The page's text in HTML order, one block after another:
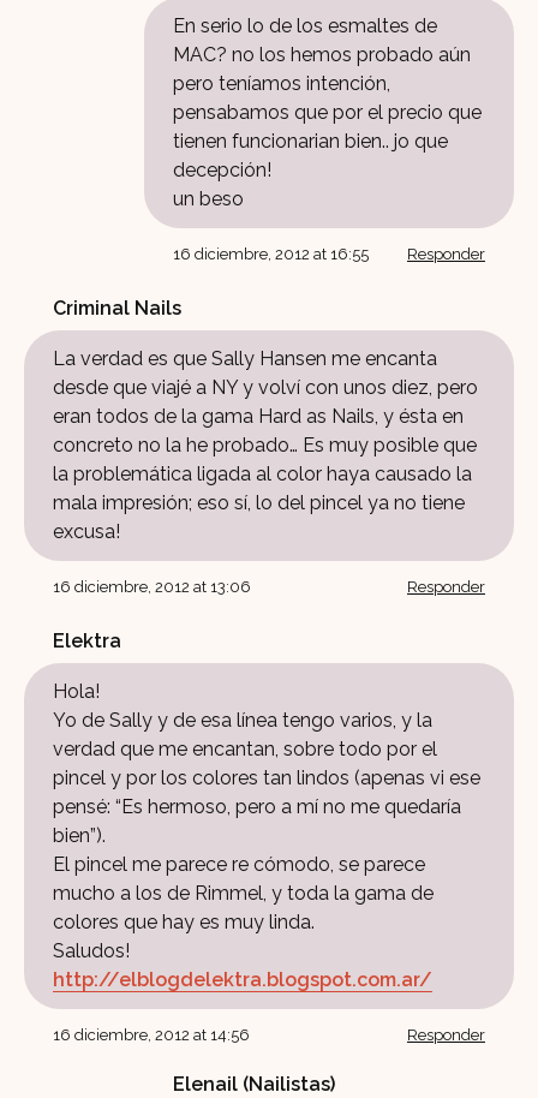
En serio lo de los esmaltes de
MAC? no los hemos probado aún
pero teníamos intención,
pensabamos que por el precio que
tienen funcionarian bien.. jo que
decepción!
un beso
16 diciembre, 2012 at 16:55 Responder
Criminal Nails
La verdad es que Sally Hansen me encanta
desde que viajé a NY y volví con unos diez, pero
eran todos de la gama Hard as Nails, y ésta en
concreto no la he probado… Es muy posible que
la problemática ligada al color haya causado la
mala impresión; eso sí, lo del pincel ya no tiene
excusa!
16 diciembre, 2012 at 13:06 Responder
Elektra
Hola!
Yo de Sally y de esa línea tengo varios, y la
verdad que me encantan, sobre todo por el
pincel y por los colores tan lindos (apenas vi ese
pensé: “Es hermoso, pero a mí no me quedaría
bien”).
El pincel me parece re cómodo, se parece
mucho a los de Rimmel, y toda la gama de
colores que hay es muy linda.
Saludos!
http://elblogdelektra.blogspot.com.ar/
16 diciembre, 2012 at 14:56 Responder
Elenail (Nailistas)